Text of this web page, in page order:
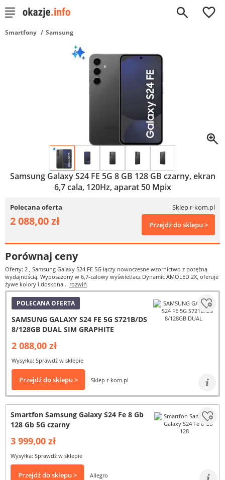
0
Smartfony Samsung
Samsung Galaxy S24 FE 5G 8 GB 128 GB czarny, ekran
6,7 cala, 120Hz, aparat 50 Mpix
Polecana oferta Sklep r-kom.pl
2 088,00 zł Przejdź do sklepu >
Porównaj ceny
Oferty: 2 , Samsung Galaxy S24 FE 5G łączy nowoczesne wzornictwo z potężną
wydajnością. Wyposażony w 6,7-calowy wyświetlacz Dynamic AMOLED 2X, oferuje
żywe kolory i doskona... rozwiń
POLECANA OFERTA
SAMSUNG GALAXY S24 FE 5G S721B/DS
8/128GB DUAL SIM GRAPHITE
2 088,00 zł
Wysyłka: Sprawdź w sklepie
Przejdź do sklepu > Sklep r-kom.pl
Smartfon Samsung Galaxy S24 Fe 8 Gb
128 Gb 5G czarny
3 999,00 zł
Wysyłka: Sprawdź w sklepie
Przejdź do sklepu > Allegro